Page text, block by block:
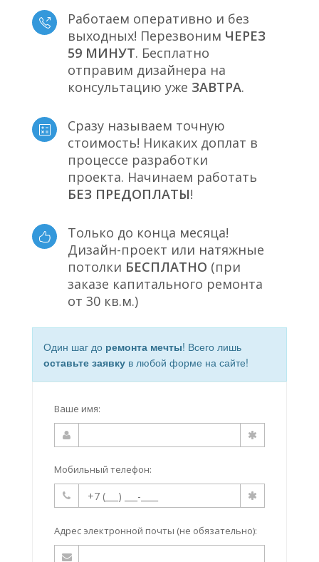
Работаем оперативно и без
выходных! Перезвоним ЧЕРЕЗ
59 МИНУТ. Бесплатно
отправим дизайнера на
консультацию уже ЗАВТРА.
Сразу называем точную
стоимость! Никаких доплат в
процессе разработки
проекта. Начинаем работать
БЕЗ ПРЕДОПЛАТЫ!
Только до конца месяца!
Дизайн-проект или натяжные
потолки БЕСПЛАТНО (при
заказе капитального ремонта
от 30 кв.м.)
Один шаг до ремонта мечты! Всего лишь
оставьте заявку в любой форме на сайте!
Ваше имя:
Мобильный телефон:
Адрес электронной почты (не обязательно):